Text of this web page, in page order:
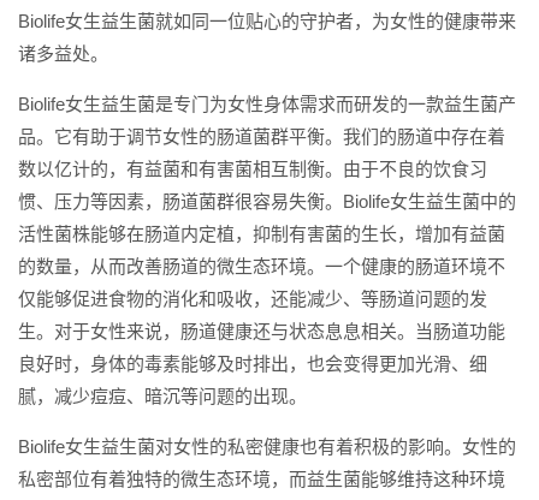
Biolife女生益生菌就如同一位贴心的守护者，为女性的健康带来
诸多益处。
Biolife女生益生菌是专门为女性身体需求而研发的一款益生菌产
品。它有助于调节女性的肠道菌群平衡。我们的肠道中存在着
数以亿计的，有益菌和有害菌相互制衡。由于不良的饮食习
惯、压力等因素，肠道菌群很容易失衡。Biolife女生益生菌中的
活性菌株能够在肠道内定植，抑制有害菌的生长，增加有益菌
的数量，从而改善肠道的微生态环境。一个健康的肠道环境不
仅能够促进食物的消化和吸收，还能减少、等肠道问题的发
生。对于女性来说，肠道健康还与状态息息相关。当肠道功能
良好时，身体的毒素能够及时排出，也会变得更加光滑、细
腻，减少痘痘、暗沉等问题的出现。
Biolife女生益生菌对女性的私密健康也有着积极的影响。女性的
私密部位有着独特的微生态环境，而益生菌能够维持这种环境